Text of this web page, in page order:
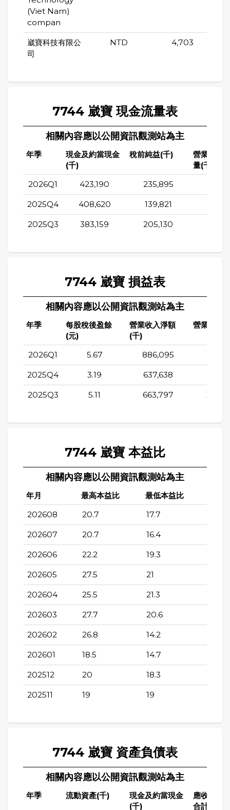
(Viet Nam)
compan
崴寶科技有限公
司
NTD 4,703
7744 崴寶 現金流量表
相關內容應以公開資訊觀測站為主
年季
現金及約當現金
(千)
稅前純益(千)
營業活動
量(千)
2026Q1 423,190 235,895
2025Q4 408,620 139,821
2025Q3 383,159 205,130
7744 崴寶 損益表
相關內容應以公開資訊觀測站為主
年季
每股稅後盈餘
(元)
營業收入淨額
(千)
營業成本(
2026Q1 5.67 886,095
2025Q4 3.19 637,638
2025Q3 5.11 663,797
7744 崴寶 本益比
相關內容應以公開資訊觀測站為主
年月 最高本益比 最低本益比
202608 20.7 17.7
202607 20.7 16.4
202606 22.2 19.3
202605 27.5 21
202604 25.5 21.3
202603 27.7 20.6
202602 26.8 14.2
202601 18.5 14.7
202512 20 18.3
202511 19 19
7744 崴寶 資產負債表
相關內容應以公開資訊觀測站為主
年季 流動資產(千)
現金及約當現金
(千)
應收帳款
合計(千)